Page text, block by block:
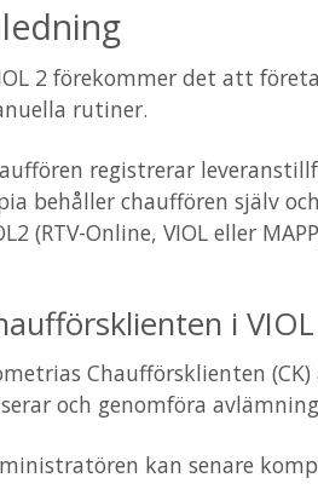
2 förekommer det att
rutiner.
registrerar
behåller chauffören själv
(RTV-Online, VIOL eller
i
Chaufförsklienten
och genomföra
kan senare